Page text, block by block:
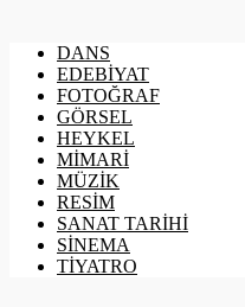
DANS
EDEBİYAT
FOTOĞRAF
GÖRSEL
HEYKEL
MİMARİ
MÜZİK
RESİM
SANAT TARİHİ
SİNEMA
TİYATRO